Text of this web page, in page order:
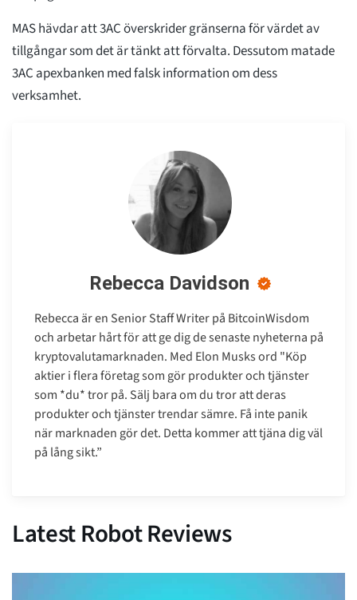
MAS hävdar att 3AC överskrider gränserna för värdet av
tillgångar som det är tänkt att förvalta. Dessutom matade
3AC apexbanken med falsk information om dess
verksamhet.
Rebecca Davidson
Rebecca är en Senior Staff Writer på BitcoinWisdom
och arbetar hårt för att ge dig de senaste nyheterna på
kryptovalutamarknaden. Med Elon Musks ord "Köp
aktier i flera företag som gör produkter och tjänster
som *du* tror på. Sälj bara om du tror att deras
produkter och tjänster trendar sämre. Få inte panik
när marknaden gör det. Detta kommer att tjäna dig väl
på lång sikt.”
Latest Robot Reviews